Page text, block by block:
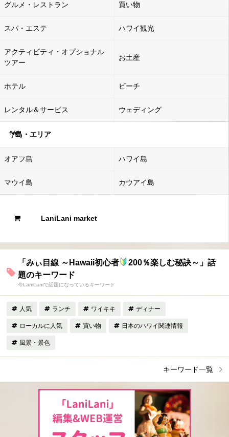
グルメ・レストラン 買い物
スパ・エステ ハワイ観光
アクティビティ・オプショナル
ツアー
お土産
ホテル ビーチ
レンタル＆サービス ウェディング
島・エリア
オアフ島 ハワイ島
マウイ島 カウアイ島
LaniLani market
「みぃ目線 ～Hawaii初心者
200％楽しむ秘訣～」話
題のキーワード
今LaniLaniで話題になっているキーワード
人気 ランチ ワイキキ ディナー
ローカルに人気 買い物 日本のハワイ関連情報
風景・景色
キーワード一覧